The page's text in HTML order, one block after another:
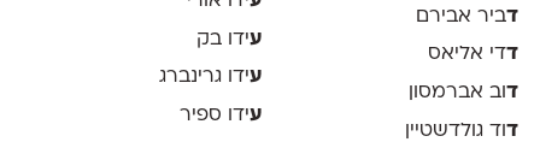
דביר אבירם
דדי אליאס
דוב אברמסון
דוד גולדשטיין
עידו בק
עידו גרינברג
עידו ספיר